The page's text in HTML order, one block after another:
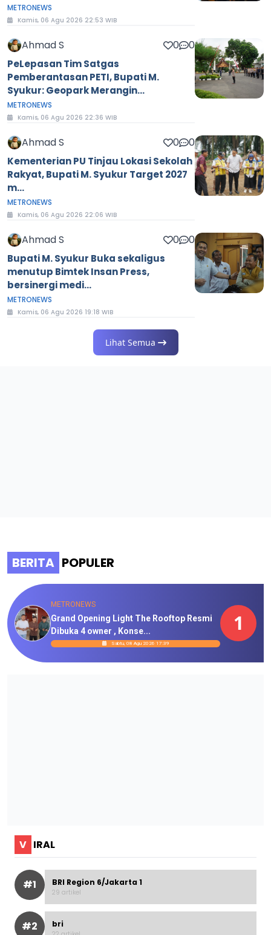
METRONEWS
Kamis, 06 Agu 2026 22:53 WIB
Ahmad S 0 0
PeLepasan Tim Satgas
Pemberantasan PETI, Bupati M.
Syukur: Geopark Merangin...
METRONEWS
Kamis, 06 Agu 2026 22:36 WIB
Ahmad S 0 0
Kementerian PU Tinjau Lokasi Sekolah
Rakyat, Bupati M. Syukur Target 2027
m...
METRONEWS
Kamis, 06 Agu 2026 22:06 WIB
Ahmad S 0 0
Bupati M. Syukur Buka sekaligus
menutup Bimtek Insan Press,
bersinergi medi...
METRONEWS
Kamis, 06 Agu 2026 19:18 WIB
Lihat Semua
BERITA POPULER
METRONEWS
Grand Opening Light The Rooftop Resmi
Dibuka 4 owner , Konse...
Sabtu, 08 Agu 2026 17:39
1
V IRAL
#1 BRI Region 6/Jakarta 1
29 artikel
#2 bri